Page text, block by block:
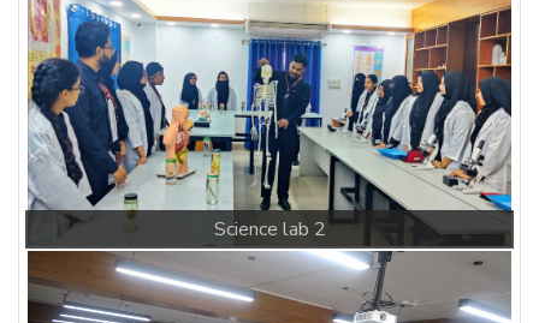
Computer lab